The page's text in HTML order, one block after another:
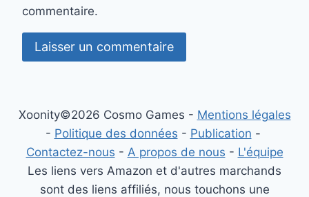
commentaire.
Xoonity©2026 Cosmo Games - Mentions légales
- Politique des données - Publication -
Contactez-nous - A propos de nous - L'équipe
Les liens vers Amazon et d'autres marchands
sont des liens affiliés, nous touchons une